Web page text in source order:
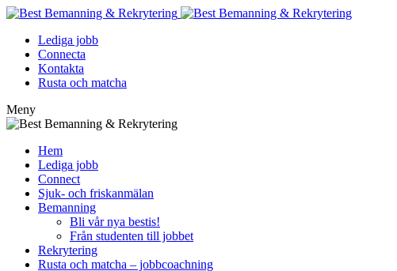
Lediga jobb
Connecta
Kontakta
Rusta och matcha
Meny
Hem
Lediga jobb
Connect
Sjuk- och friskanmälan
Bemanning
Bli vår nya bestis!
Från studenten till jobbet
Rekrytering
Rusta och matcha – jobbcoachning